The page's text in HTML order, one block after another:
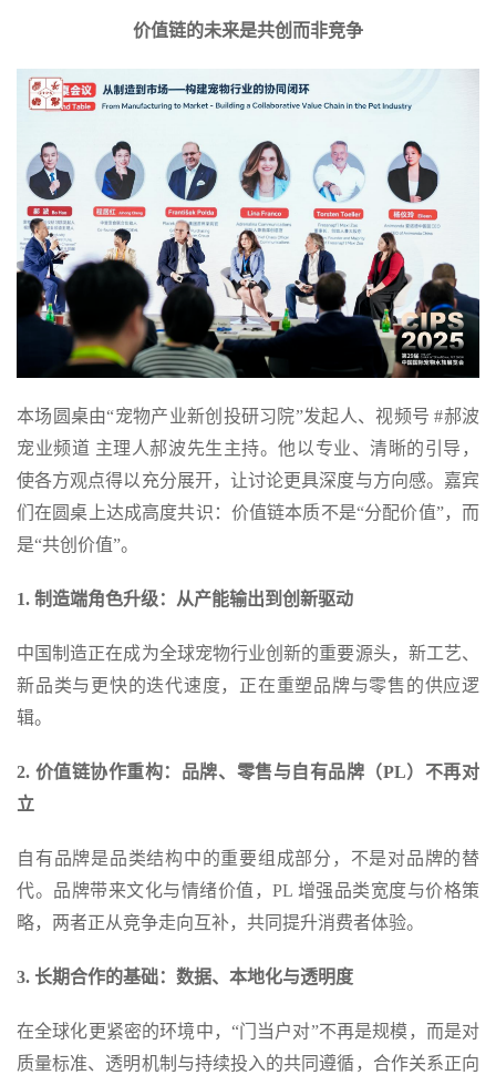
价值链的未来是共创而非竞争
本场圆桌由“宠物产业新创投研习院”发起人、视频号 #郝波
宠业频道 主理人郝波先生主持。他以专业、清晰的引导，
使各方观点得以充分展开，让讨论更具深度与方向感。嘉宾
们在圆桌上达成高度共识：价值链本质不是“分配价值”，而
是“共创价值”。
1. 制造端角色升级：从产能输出到创新驱动
中国制造正在成为全球宠物行业创新的重要源头，新工艺、
新品类与更快的迭代速度，正在重塑品牌与零售的供应逻
辑。
2. 价值链协作重构：品牌、零售与自有品牌（PL）不再对
立
自有品牌是品类结构中的重要组成部分，不是对品牌的替
代。品牌带来文化与情绪价值，PL 增强品类宽度与价格策
略，两者正从竞争走向互补，共同提升消费者体验。
3. 长期合作的基础：数据、本地化与透明度
在全球化更紧密的环境中，“门当户对”不再是规模，而是对
质量标准、透明机制与持续投入的共同遵循，合作关系正向